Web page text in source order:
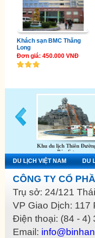
Khách sạn BMC Thăng
Long
Đơn giá: 450.000 VNĐ
Khu du lịch Thiên
Bảo Sơn
DU LỊCH VIỆT NAM DU
CÔNG TY CỔ
Trụ sở: 24/121
VP Giao Dịch: 117
Điện thoại: (84 -
Email: